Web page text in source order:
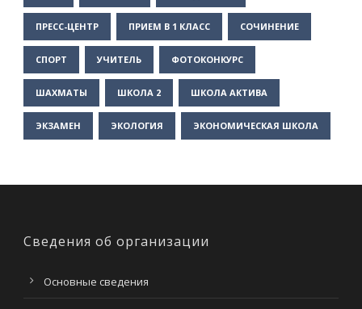
ПРЕСС-ЦЕНТР ПРИЕМ В 1 КЛАСС СОЧИНЕНИЕ
СПОРТ УЧИТЕЛЬ ФОТОКОНКУРС
ШАХМАТЫ ШКОЛА 2 ШКОЛА АКТИВА
ЭКЗАМЕН ЭКОЛОГИЯ ЭКОНОМИЧЕСКАЯ ШКОЛА
Сведения об организации
Основные сведения